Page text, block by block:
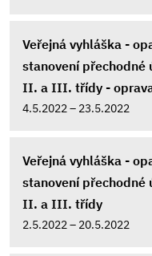
Veřejná vyhláška -
stanovení přechodné
II. a III. třídy -
4.5.2022 – 23.5.2022
Veřejná vyhláška -
stanovení přechodné
II. a III. třídy
2.5.2022 – 20.5.2022